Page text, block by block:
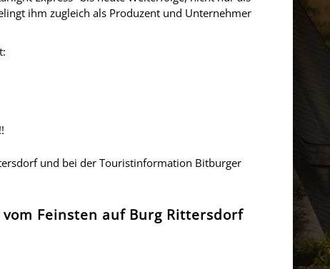
ihm zugleich als Produzent und Unternehmer
und bei der Touristinformation Bitburger
Feinsten auf Burg Rittersdorf